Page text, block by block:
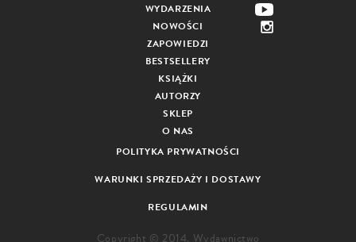
WYDARZENIA
NOWOŚCI
ZAPOWIEDZI
BESTSELLERY
KSIĄŻKI
AUTORZY
SKLEP
O NAS
POLITYKA PRYWATNOŚCI
WARUNKI SPRZEDAŻY I DOSTAWY
REGULAMIN
Copyright © 2014. Wydawnictwo